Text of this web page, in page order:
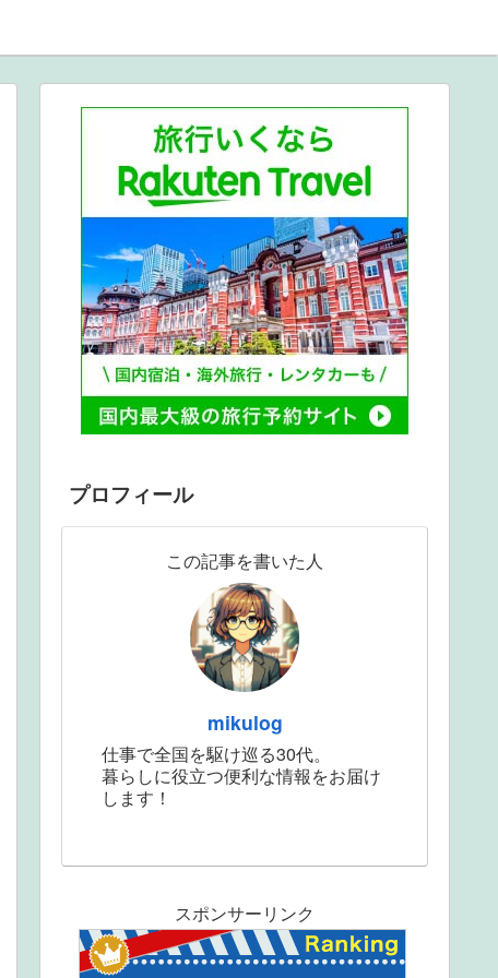
プロフィール
この記事を書いた人
mikulog
仕事で全国を駆け巡る30代。
暮らしに役立つ便利な情報をお届け
します！
スポンサーリンク